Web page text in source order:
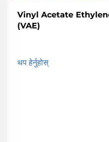
Vinyl Acetate
(VAE)
थप हेर्नुहोस्